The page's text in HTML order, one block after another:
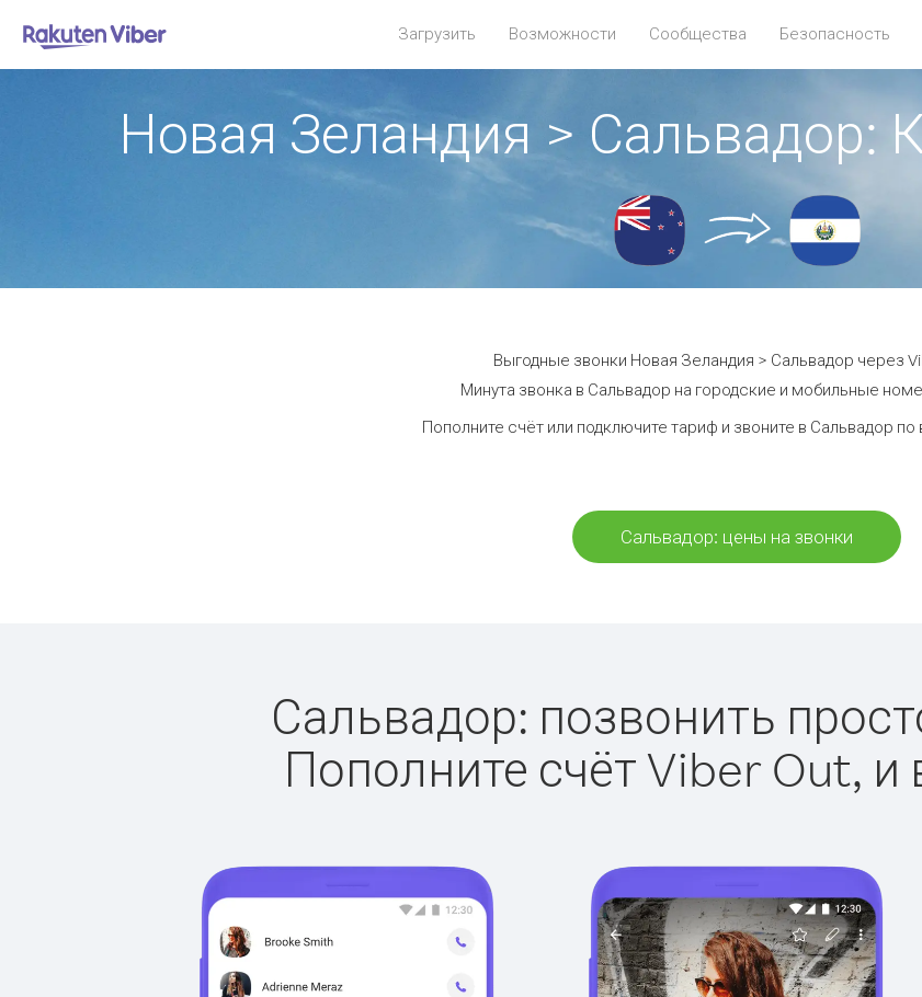
Загрузить Возможности Сообщества Безопасность
Новая Зеландия >
Выгодные звонки Новая Зеландия > Сальвадор через
Минута звонка в Сальвадор на городские и мобильные
Пополните счёт или подключите тариф и звоните в Сальвадор
Сальвадор: цены на звонки
Сальвадор: позвонить
Пополните счёт Viber Out,